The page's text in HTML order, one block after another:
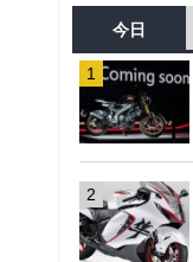
今日